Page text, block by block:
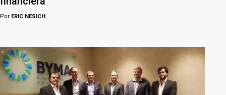
Por ERIC NESICH